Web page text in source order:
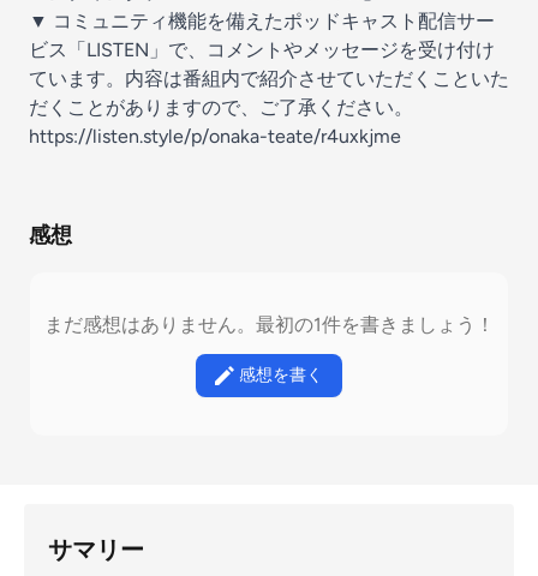
▼ コミュニティ機能を備えたポッドキャスト配信サー
ビス「LISTEN」で、コメントやメッセージを受け付け
ています。内容は番組内で紹介させていただくこといた
だくことがありますので、ご了承ください。
https://listen.style/p/onaka-teate/r4uxkjme
感想
まだ感想はありません。最初の1件を書きましょう！
感想を書く
サマリー